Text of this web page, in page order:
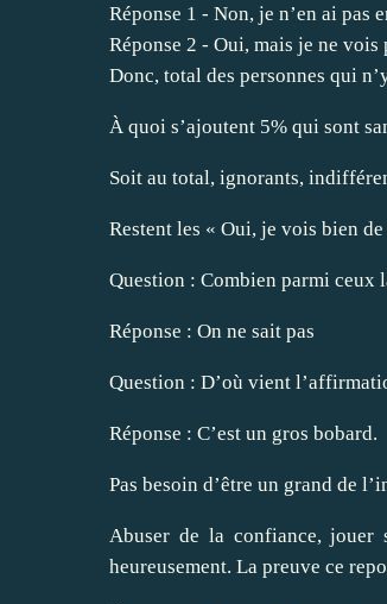
Réponse 1 - Non, je n’en ai pas
Réponse 2 - Oui, mais je ne
Donc, total des personnes qui
À quoi s’ajoutent 5% qui sont
Soit au total, ignorants,
Restent les « Oui, je vois bien
Question : Combien parmi ceux
Réponse : On ne sait pas
Question : D’où vient
Réponse : C’est un gros bobard.
Pas besoin d’être un grand de
Abuser de la confiance, jouer
heureusement. La preuve ce